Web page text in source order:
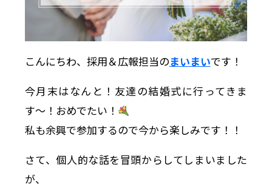
こんにちわ、採用＆広報担当のまいまいです！
今月末はなんと！友達の結婚式に行ってきま
す〜！おめでたい！
私も余興で参加するので今から楽しみです！！
さて、個人的な話を冒頭からしてしまいました
が、